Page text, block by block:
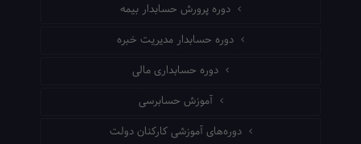
دوره پرورش حسابدار بیمه
دوره حسابدار مدیریت خبره
دوره حسابداری مالی
آموزش حسابرسی
دوره‌های آموزشی کارکنان دولت